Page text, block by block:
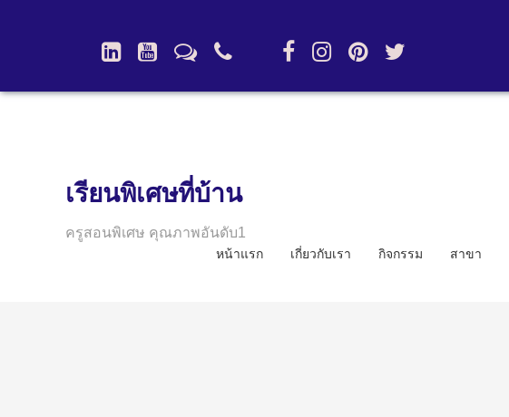
เรียนพิเศษที่บ้าน
ครูสอนพิเศษ คุณภาพอันดับ1
หน้าแรก เกี่ยวกับเรา กิจกรรม สาขา